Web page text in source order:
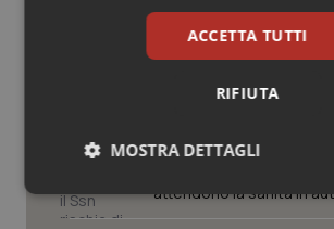
Ulcera & Reflusso
Potrebbe
Senza scelte coraggiose
di restare universale solo
attendono la sanità in
ACCETTA TUTTI
RIFIUTA
MOSTRA DETTAGLI
Necessari Statistici